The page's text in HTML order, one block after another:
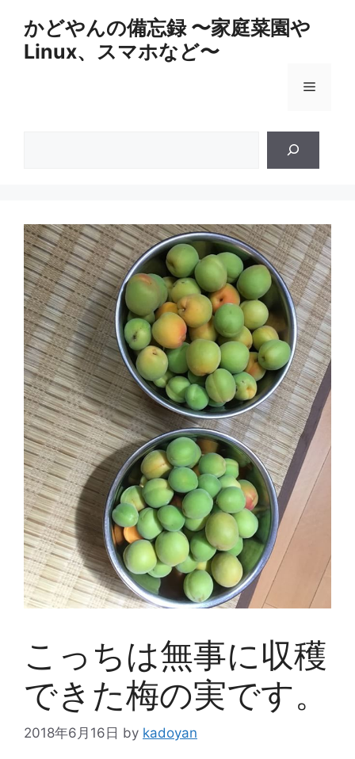
かどやんの備忘録 〜家庭菜園や
Linux、スマホなど〜
メ
ニ
ー
こっちは無事に収穫
できた梅の実です。
2018年6月16日 by kadoyan